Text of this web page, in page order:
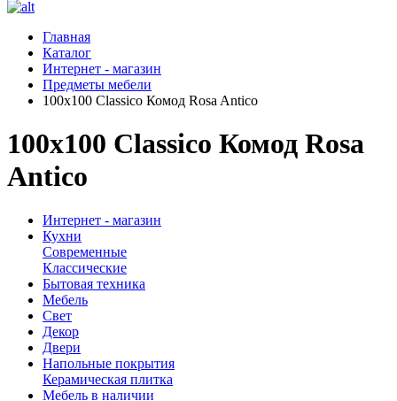
Главная
Каталог
Интернет - магазин
Предметы мебели
100х100 Classico Комод Rosa Antico
100х100 Classico Комод Rosa
Antico
Интернет - магазин
Кухни
Современные
Классические
Бытовая техника
Мебель
Свет
Декор
Двери
Напольные покрытия
Керамическая плитка
Мебель в наличии